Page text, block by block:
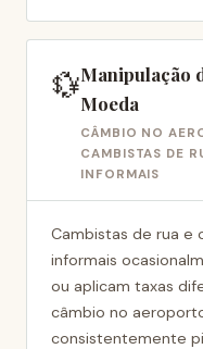
💱Manipulação
Moeda
CÂMBIO NO
CAMBISTAS DE
INFORMAIS
Cambistas de rua e
informais
ou aplicam taxas
câmbio no
consistentemente